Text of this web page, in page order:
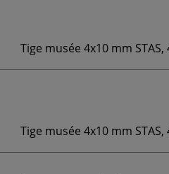
Tige musée 4x10 mm
Tige musée 4x10 mm